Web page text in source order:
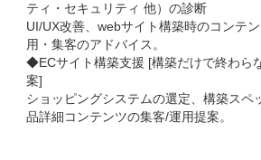
ティ・セキュリティ 他）の診断
UI/UX改善、webサイト構築時のコンテ
用・集客のアドバイス。
◆ECサイト構築支援 [構築だけで終わら
案]
ショッピングシステムの選定、構築スペ
品詳細コンテンツの集客/運用提案。